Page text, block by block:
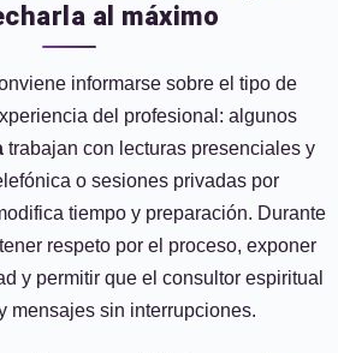
al máximo
informarse sobre el tipo de
del profesional: algunos
trabajan con lecturas presenciales y
o sesiones privadas por
tiempo y preparación. Durante
respeto por el proceso, exponer
y permitir que el consultor espiritual
mensajes sin interrupciones.